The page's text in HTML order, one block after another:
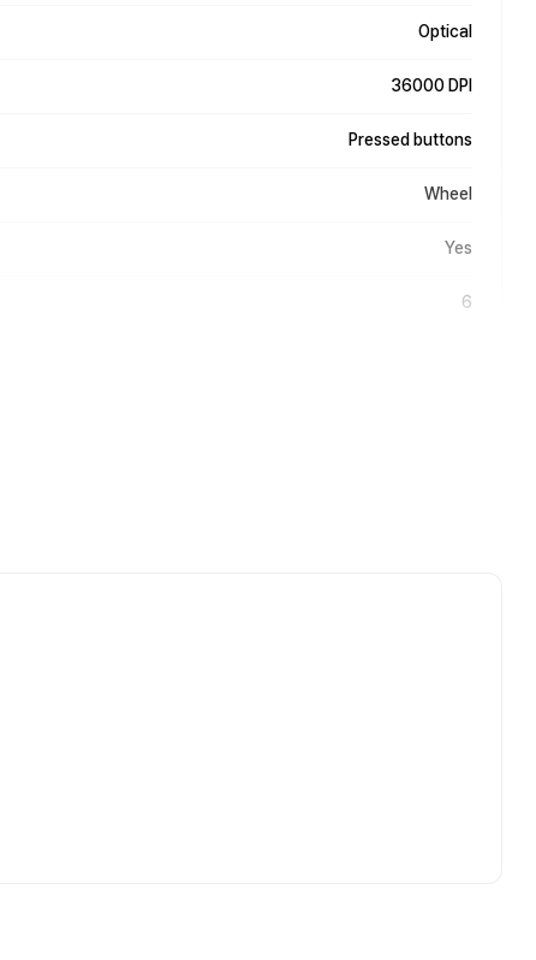
Optical
36000 DPI
Pressed buttons
Wheel
Yes
6